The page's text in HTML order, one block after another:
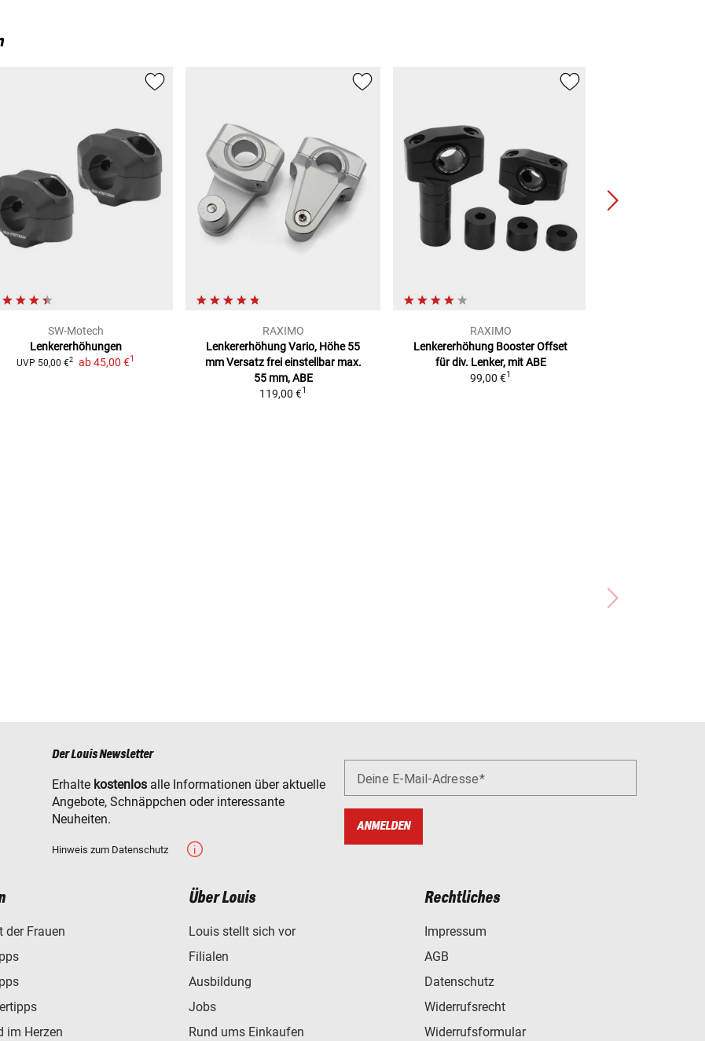
SW-Motech
Lenkererhöhungen
UVP 50,00 €2 ab 45,00 €1
RAXIMO
Lenkererhöhung Vario, Höhe 55
mm Versatz frei einstellbar max.
55 mm, ABE
119,00 €1
RAXIMO
Lenkererhöhung Booster Offset
für div. Lenker, mit ABE
99,00 €1
Der Louis Newsletter
Erhalte kostenlos alle Informationen über aktuelle
Angebote, Schnäppchen oder interessante
Neuheiten.
Hinweis zum Datenschutz
Deine E-Mail-Adresse
ANMELDEN
der Frauen
im Herzen
Über Louis
Louis stellt sich vor
Filialen
Ausbildung
Jobs
Rund ums Einkaufen
Rechtliches
Impressum
AGB
Datenschutz
Widerrufsrecht
Widerrufsformular